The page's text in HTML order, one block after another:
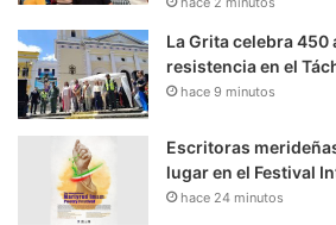
La Grita celebra
resistencia en el
hace 9 minutos
Escritoras
lugar en el Festival
hace 24 minutos